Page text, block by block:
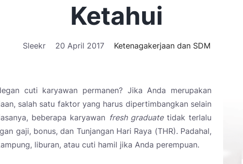
Ketahui
Sleekr 20 April 2017 Ketenagakerjaan dan SDM
cuti karyawan permanen? Jika Anda merupakan
salah satu faktor yang harus dipertimbangkan selain
beberapa karyawan fresh graduatetidak terlalu
gaji, bonus, dan Tunjangan Hari Raya (THR). Padahal,
liburan, atau cuti hamil jika Anda perempuan.